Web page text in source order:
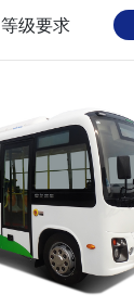
等级要求